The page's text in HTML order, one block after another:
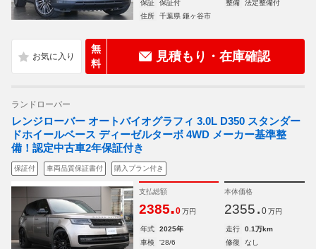
保証
保証付 整備
法定整備付
住所
千葉県 鎌ヶ谷市
無
料
見積もり・在庫確認
ランドローバー
レンジローバー オートバイオグラフィ 3.0L D350 スタンダー
ドホイールベース ディーゼルターボ 4WD メーカー基準整
備！認定中古車2年保証付き
保証付 車両品質保証書付 購入プラン付き
支払総額
2385.0 万円
本体価格
2355. 0 万円
年式 2025年 走行
0.1万km
車検
'28/6 修復
なし